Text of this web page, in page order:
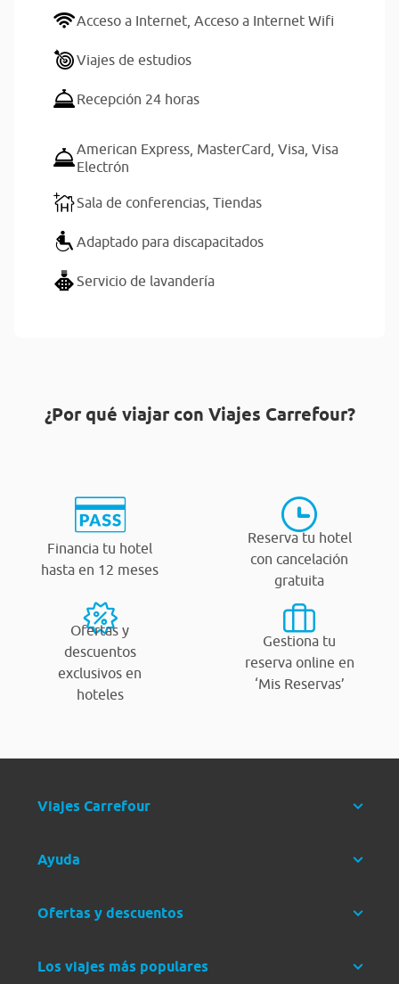
Acceso a Internet, Acceso a Internet Wifi
Viajes de estudios
Recepción 24 horas
American Express, MasterCard, Visa, Visa
Electrón
Sala de conferencias, Tiendas
Adaptado para discapacitados
Servicio de lavandería
¿Por qué viajar con Viajes Carrefour?
Financia tu hotel
hasta en 12 meses
Reserva tu hotel
con cancelación
gratuita
Ofertas y
descuentos
exclusivos en
hoteles
Gestiona tu
reserva online en
‘Mis Reservas’
Viajes Carrefour
Ayuda
Ofertas y descuentos
Los viajes más populares